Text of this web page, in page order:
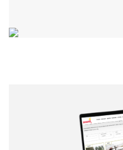
Correo electrónico